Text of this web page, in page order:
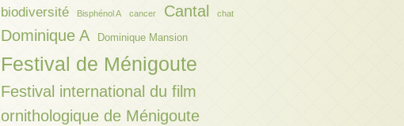
biodiversité Bisphénol A cancer Cantal chat
Dominique A Dominique Mansion
Festival de Ménigoute
Festival international du film
ornithologique de Ménigoute